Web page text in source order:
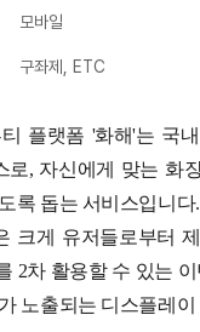
모바일
구좌제, ETC
플랫폼 '화해'는 국
로, 자신에게 맞는 화
록 돕는 서비스입니다.
크게 유저들로부터
2차 활용할 수 있는
노출되는 디스플레